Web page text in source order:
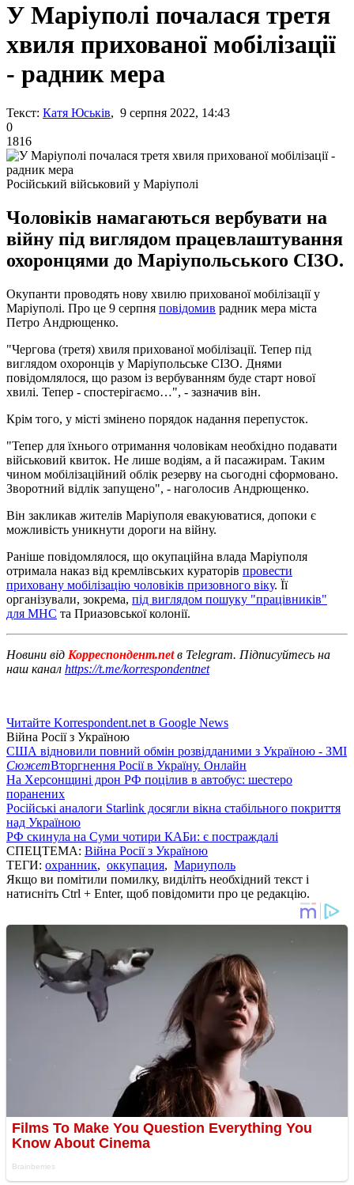
У Маріуполі почалася третя
хвиля прихованої мобілізації
- радник мера
Текст: Катя Юськів, 9 серпня 2022, 14:43
0
1816
Російський військовий у Маріуполі
Чоловіків намагаються вербувати на
війну під виглядом працевлаштування
охоронцями до Маріупольського СІЗО.
Окупанти проводять нову хвилю прихованої мобілізації у
Маріуполі. Про це 9 серпня повідомив радник мера міста
Петро Андрющенко.
"Чергова (третя) хвиля прихованої мобілізації. Тепер під
виглядом охоронців у Маріупольське СІЗО. Днями
повідомлялося, що разом із вербуванням буде старт нової
хвилі. Тепер - спостерігаємо…", - зазначив він.
Крім того, у місті змінено порядок надання перепусток.
"Тепер для їхнього отримання чоловікам необхідно подавати
військовий квиток. Не лише водіям, а й пасажирам. Таким
чином мобілізаційний облік резерву на сьогодні сформовано.
Зворотний відлік запущено", - наголосив Андрющенко.
Він закликав жителів Маріуполя евакуюватися, допоки є
можливість уникнути дороги на війну.
Раніше повідомлялося, що окупаційна влада Маріуполя
отримала наказ від кремлівських кураторів провести
приховану мобілізацію чоловіків призовного віку. Її
організували, зокрема, під виглядом пошуку "працівників"
для МНС та Приазовської колонії.
Новини від Корреспондент.netв Telegram. Підписуйтесь на
наш канал https://t.me/korrespondentnet
Читайте Korrespondent.net в Google News
Війна Росії з Україною
США відновили повний обмін розвідданими з Україною - ЗМІ
СюжетВторгнення Росії в Україну. Онлайн
На Херсонщині дрон РФ поцілив в автобус: шестеро
поранених
Російські аналоги Starlink досягли вікна стабільного покриття
над Україною
РФ скинула на Суми чотири КАБи: є постраждалі
СПЕЦТЕМА: Війна Росії з Україною
ТЕГИ: охранник, оккупация, Мариуполь
Якщо ви помітили помилку, виділіть необхідний текст і
натисніть Ctrl + Enter, щоб повідомити про це редакцію.